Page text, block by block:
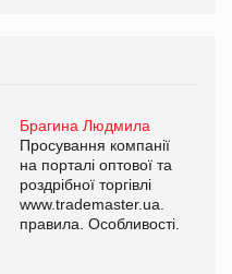
Брагина Людмила
Просування компанії
на порталі оптової та
роздрібної торгівлі
www.trademaster.ua.
правила. Особливості.